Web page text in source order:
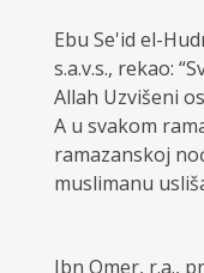
Ebu Se'id el-
s.a.v.s., rekao:
Allah Uzvišeni
A u svakom
ramazanskoj
muslimanu
Ibn Omer, r.a.,